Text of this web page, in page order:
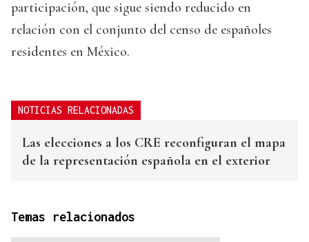
participación, que sigue siendo reducido en
relación con el conjunto del censo de españoles
residentes en México.
NOTICIAS RELACIONADAS
Las elecciones a los CRE reconfiguran el mapa
de la representación española en el exterior
Temas relacionados